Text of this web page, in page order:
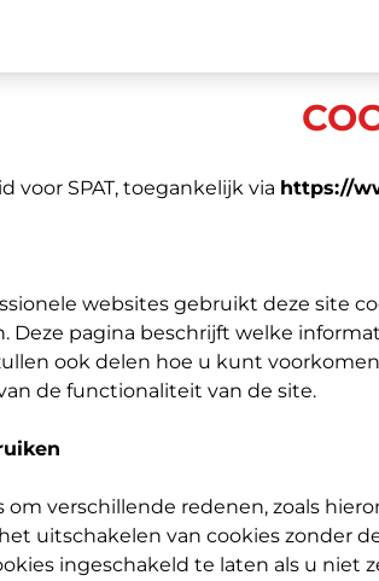
voor SPAT, toegankelijk via https://
websites gebruikt deze site
Deze pagina beschrijft welke
ook delen hoe u kunt
de functionaliteit van de site.
verschillende redenen, zoals
uitschakelen van cookies zonder
ingeschakeld te laten als u